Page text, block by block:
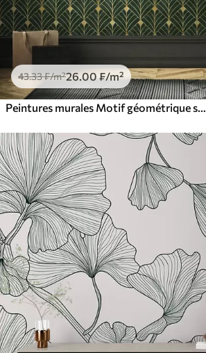
43.33₣/m²26.00 ₣/m²
Peintures murales Motif géométrique sur fond émeraude